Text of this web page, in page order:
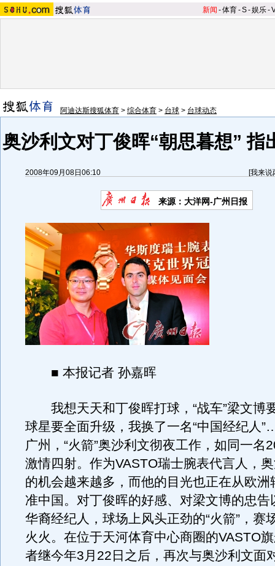
新闻 -体育-S-娱乐-
阿迪达斯搜狐体育 > 综合体育 > 台球 > 台球动态
奥沙利文对丁俊晖“朝思暮想” 指
2008年09月08日06:10 [我来说
来源：大洋网-广州日报
■ 本报记者 孙嘉晖
我想天天和丁俊晖打球，“战车”梁文博
球星要全面升级，我换了一名“中国经纪人
广州，“火箭”奥沙利文彻夜工作，如同一名
激情四射。作为VASTO瑞士腕表代言人，
的机会越来越多，而他的目光也正在从欧洲
准中国。对丁俊晖的好感、对梁文博的忠告
华裔经纪人，球场上风头正劲的“火箭”，赛
火火。在位于天河体育中心商圈的VASTO
者继今年3月22日之后，再次与奥沙利文面